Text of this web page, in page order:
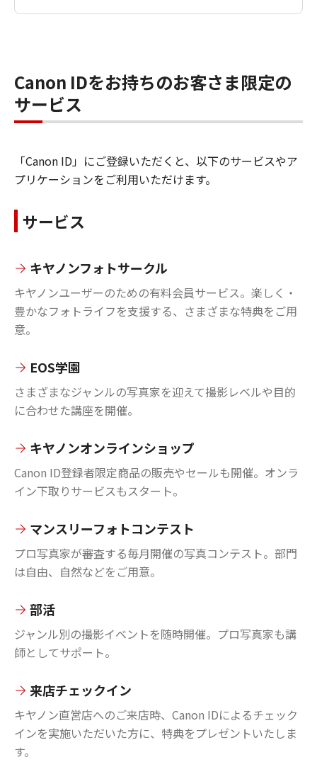
Canon IDをお持ちのお客さま限定の
サービス
「Canon ID」にご登録いただくと、以下のサービスやア
プリケーションをご利用いただけます。
サービス
キヤノンフォトサークル
キヤノンユーザーのための有料会員サービス。楽しく・
豊かなフォトライフを支援する、さまざまな特典をご用
意。
EOS学園
さまざまなジャンルの写真家を迎えて撮影レベルや目的
に合わせた講座を開催。
キヤノンオンラインショップ
Canon ID登録者限定商品の販売やセールも開催。オンラ
イン下取りサービスもスタート。
マンスリーフォトコンテスト
プロ写真家が審査する毎月開催の写真コンテスト。部門
は自由、自然などをご用意。
部活
ジャンル別の撮影イベントを随時開催。プロ写真家も講
師としてサポート。
来店チェックイン
キヤノン直営店へのご来店時、Canon IDによるチェック
インを実施いただいた方に、特典をプレゼントいたしま
す。